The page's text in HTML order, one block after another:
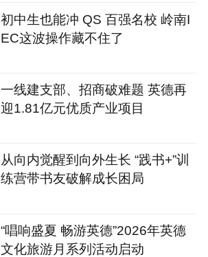
初中生也能冲 QS 百强名校 岭南I
EC这波操作藏不住了
一线建支部、招商破难题 英德再
迎1.81亿元优质产业项目
从向内觉醒到向外生长 “践书+”训
练营带书友破解成长困局
“唱响盛夏 畅游英德”2026年英德
文化旅游月系列活动启动